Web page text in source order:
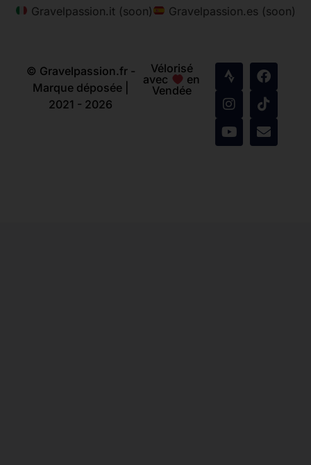
Gravelpassion.it (soon)
Gravelpassion.es (soon)
© Gravelpassion.fr -
Marque déposée |
2021 - 2026
Vélorisé
avec
en
Vendée